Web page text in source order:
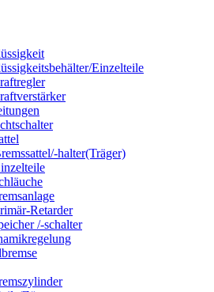
Einzelteile
halter(Träger)
Retarder
/-schalter